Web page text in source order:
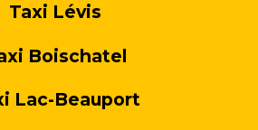
Taxi Lévis
Boischatel
Lac-Beauport